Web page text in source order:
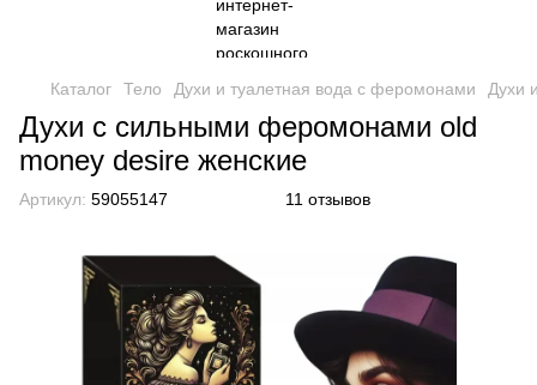
Каталог Тело Духи и туалетная вода с феромонами Духи
Духи с сильными феромонами old
money desire женские
Артикул: 59055147 11 отзывов